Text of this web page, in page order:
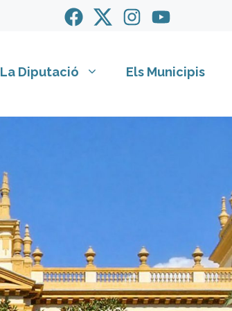
La Diputació Els Municipis